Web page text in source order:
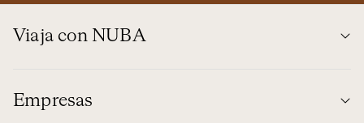
Viaja con NUBA
Empresas